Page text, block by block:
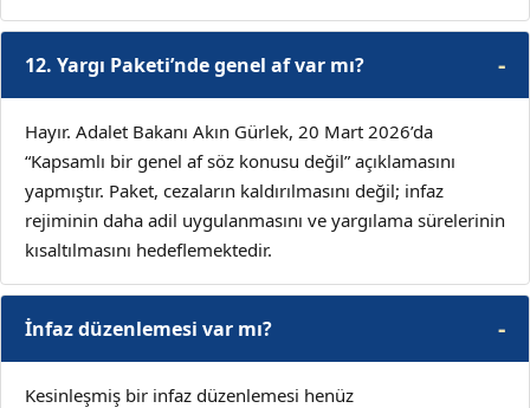
12. Yargı Paketi’nde genel af var mı?
Hayır. Adalet Bakanı Akın Gürlek, 20 Mart 2026’da
“Kapsamlı bir genel af söz konusu değil” açıklamasını
yapmıştır. Paket, cezaların kaldırılmasını değil; infaz
rejiminin daha adil uygulanmasını ve yargılama sürelerinin
kısaltılmasını hedeflemektedir.
İnfaz düzenlemesi var mı?
Kesinleşmiş bir infaz düzenlemesi henüz